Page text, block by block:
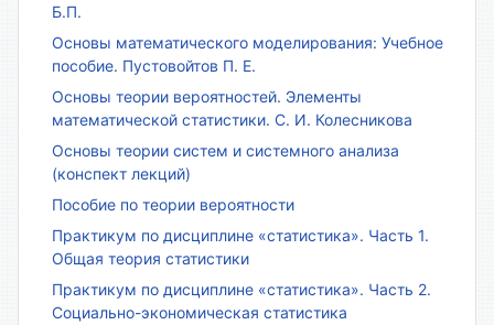
Б.П.
Основы математического моделирования: Учебное
пособие. Пустовойтов П. Е.
Основы теории вероятностей. Элементы
математической статистики. С. И. Колесникова
Основы теории систем и системного анализа
(конспект лекций)
Пособие по теории вероятности
Практикум по дисциплине «статистика». Часть 1.
Общая теория статистики
Практикум по дисциплине «статистика». Часть 2.
Социально-экономическая статистика